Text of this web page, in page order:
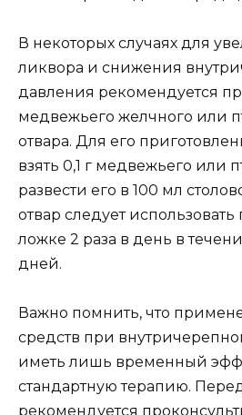
В некоторых случаях для
ликвора и снижения
давления рекомендуется
медвежьего желчного или
отвара. Для его
взять 0,1 г медвежьего или
развести его в 100 мл
отвар следует использовать
ложке 2 раза в день в
дней.
Важно помнить, что
средств при
иметь лишь временный
стандартную терапию.
рекомендуется